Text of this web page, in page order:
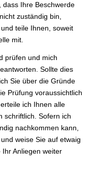
dass Ihre Beschwerde
zuständig bin,
teile Ihnen, soweit
mit.
prüfen und mich
Sollte dies
Sie über die Gründe
Prüfung voraussichtlich
ich Ihnen alle
schriftlich. Sofern ich
nachkommen kann,
weise Sie auf etwaig
Anliegen weiter